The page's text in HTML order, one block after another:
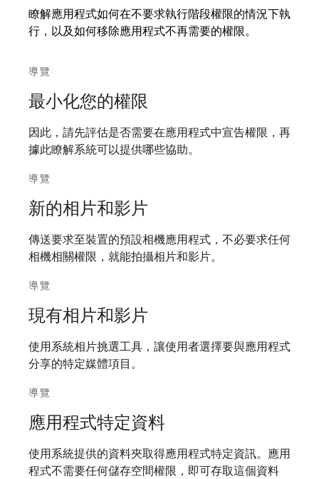
瞭解應用程式如何在不要求執行階段權限的情況下執
行，以及如何移除應用程式不再需要的權限。
導覽
最小化您的權限
因此，請先評估是否需要在應用程式中宣告權限，再
據此瞭解系統可以提供哪些協助。
導覽
新的相片和影片
傳送要求至裝置的預設相機應用程式，不必要求任何
相機相關權限，就能拍攝相片和影片。
導覽
現有相片和影片
使用系統相片挑選工具，讓使用者選擇要與應用程式
分享的特定媒體項目。
導覽
應用程式特定資料
使用系統提供的資料夾取得應用程式特定資訊。應用
程式不需要任何儲存空間權限，即可存取這個資料